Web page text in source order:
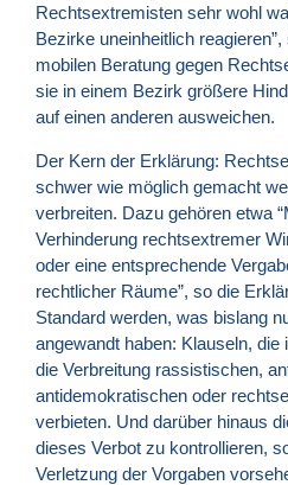
Rechtsextremisten sehr wohl
Bezirke uneinheitlich
mobilen Beratung gegen
sie in einem Bezirk größere
auf einen anderen ausweichen.
Der Kern der Erklärung:
schwer wie möglich gemacht
verbreiten. Dazu gehören etwa
Verhinderung rechtsextremer
oder eine entsprechende
rechtlicher Räume”, so die
Standard werden, was bislang
angewandt haben: Klauseln,
die Verbreitung rassistischen,
antidemokratischen oder
verbieten. Und darüber hinaus
dieses Verbot zu kontrollieren,
Verletzung der Vorgaben